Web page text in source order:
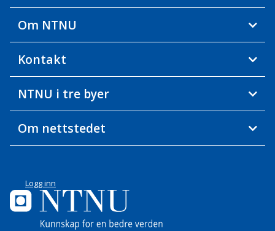
Om NTNU
Kontakt
NTNU i tre byer
Om nettstedet
Logg inn